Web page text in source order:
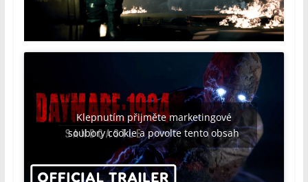
Klepnutím přijměte marketingové
soubory cookie a povolte tento obsah